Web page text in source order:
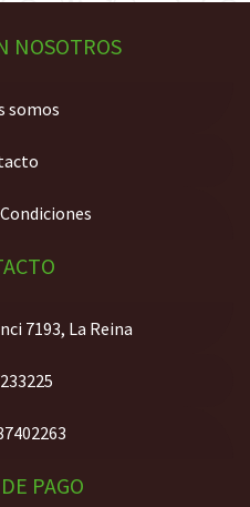
NOSOTROS
somos
7193, La Reina
PAGO